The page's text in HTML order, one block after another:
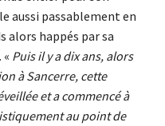
aussi passablement en
alors happés par sa
Puis il y a dix ans, alors
à Sancerre, cette
et a commencé à
au point de